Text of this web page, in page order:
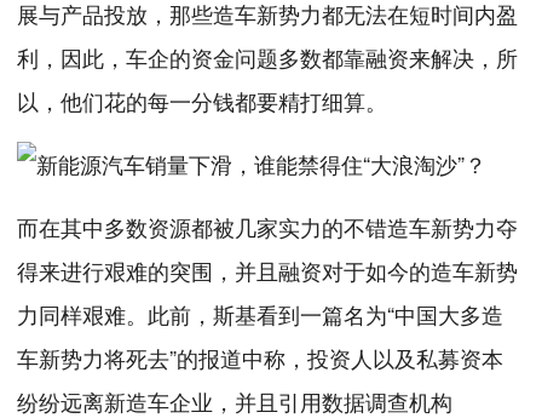
展与产品投放，那些造车新势力都无法在短时间内盈
利，因此，车企的资金问题多数都靠融资来解决，所
以，他们花的每一分钱都要精打细算。
而在其中多数资源都被几家实力的不错造车新势力夺
得来进行艰难的突围，并且融资对于如今的造车新势
力同样艰难。此前，斯基看到一篇名为“中国大多造
车新势力将死去”的报道中称，投资人以及私募资本
纷纷远离新造车企业，并且引用数据调查机构